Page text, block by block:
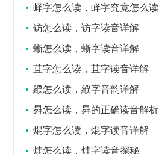
峄字怎么读，峄字究竟怎么读
访怎么读，访字读音详解
蜥怎么读，蜥字读音详解
苴字怎么读，苴字读音详解
纀怎么读，纀字音韵详解
曻怎么读，曻的正确读音解析
焜字怎么读，焜字读音详解
烓怎么读，烓字读音探秘